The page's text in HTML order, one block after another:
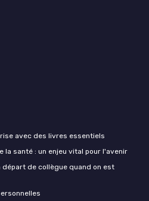
avec des livres essentiels
la santé : un enjeu vital pour l'avenir
départ de collègue quand on est